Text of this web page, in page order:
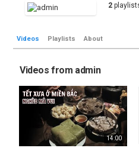
2
Videos Playlists About
Videos from admin
14:00